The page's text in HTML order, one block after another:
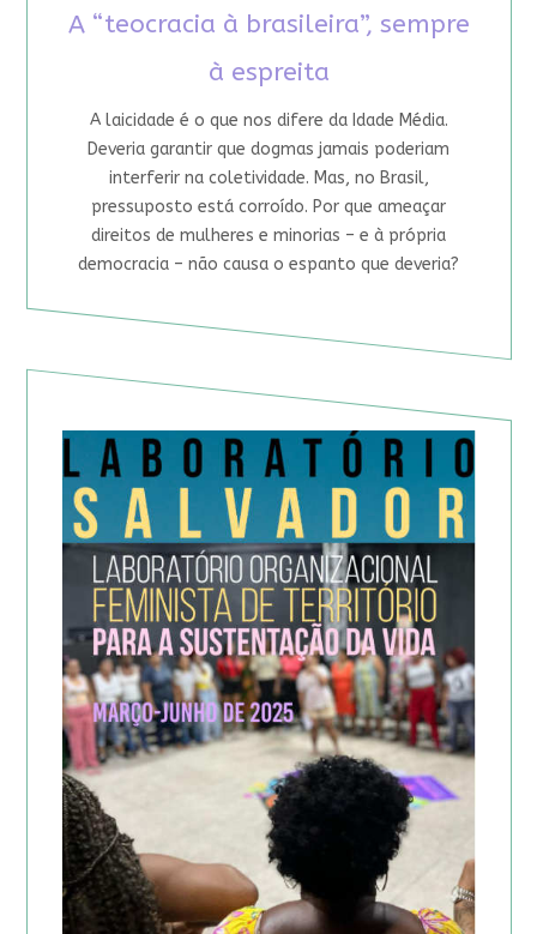
A “teocracia à brasileira”, sempre
à espreita
A laicidade é o que nos difere da Idade Média.
Deveria garantir que dogmas jamais poderiam
interferir na coletividade. Mas, no Brasil,
pressuposto está corroído. Por que ameaçar
direitos de mulheres e minorias – e à própria
democracia – não causa o espanto que deveria?